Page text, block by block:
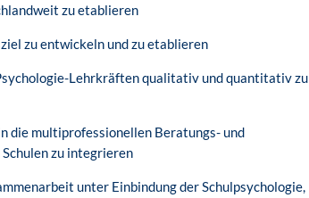
zu etablieren
zu entwickeln und zu etablieren
Lehrkräften qualitativ und quantitativ zu
die multiprofessionellen Beratungs- und
zu integrieren
unter Einbindung der Schulpsychologie,